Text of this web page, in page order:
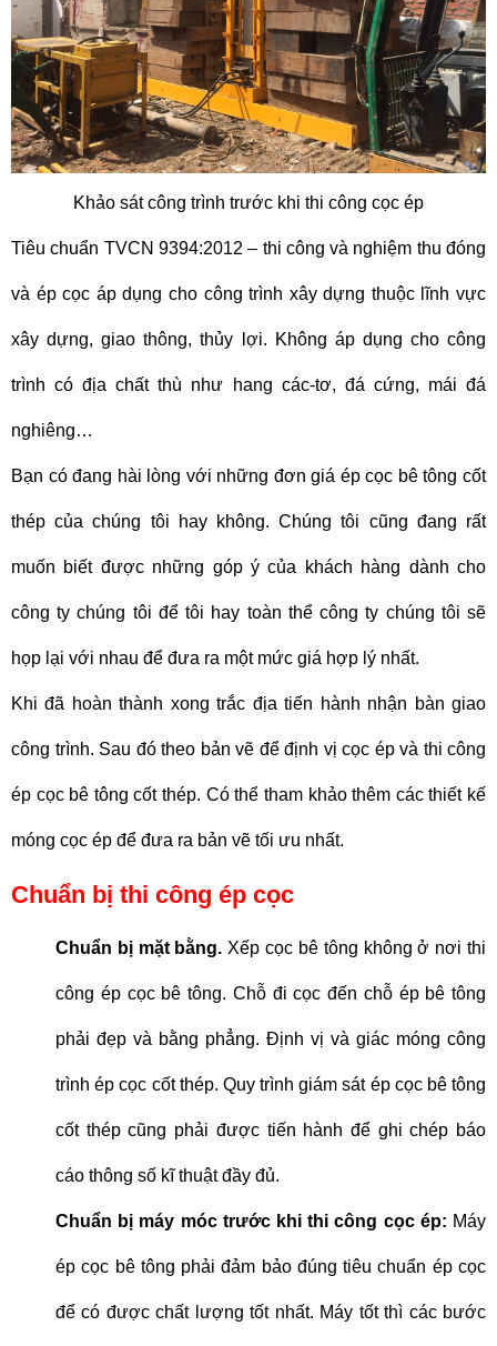
Khảo sát công trình trước khi thi công cọc ép
Tiêu chuẩn TVCN 9394:2012 – thi công và nghiệm thu đóng
và ép cọc áp dụng cho công trình xây dựng thuộc lĩnh vực
xây dựng, giao thông, thủy lợi. Không áp dụng cho công
trình có địa chất thù như hang các-tơ, đá cứng, mái đá
nghiêng…
Bạn có đang hài lòng với những đơn giá ép cọc bê tông cốt
thép của chúng tôi hay không. Chúng tôi cũng đang rất
muốn biết được những góp ý của khách hàng dành cho
công ty chúng tôi để tôi hay toàn thể công ty chúng tôi sẽ
họp lại với nhau để đưa ra một mức giá hợp lý nhất.
Khi đã hoàn thành xong trắc địa tiến hành nhận bàn giao
công trình. Sau đó theo bản vẽ để định vị cọc ép và thi công
ép cọc bê tông cốt thép. Có thể tham khảo thêm các thiết kế
móng cọc ép để đưa ra bản vẽ tối ưu nhất.
Chuẩn bị thi công ép cọc
Chuẩn bị mặt bằng. Xếp cọc bê tông không ở nơi thi
công ép cọc bê tông. Chỗ đi cọc đến chỗ ép bê tông
phải đẹp và bằng phẳng. Định vị và giác móng công
trình ép cọc cốt thép. Quy trình giám sát ép cọc bê tông
cốt thép cũng phải được tiến hành để ghi chép báo
cáo thông số kĩ thuật đầy đủ.
Chuẩn bị máy móc trước khi thi công cọc ép: Máy
ép cọc bê tông phải đảm bảo đúng tiêu chuẩn ép cọc
để có được chất lượng tốt nhất. Máy tốt thì các bước